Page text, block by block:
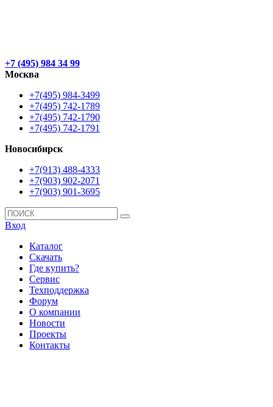
+7 (495) 984 34 99
Москва
+7(495) 984-3499
+7(495) 742-1789
+7(495) 742-1790
+7(495) 742-1791
Новосибирск
+7(913) 488-4333
+7(903) 902-2071
+7(903) 901-3695
Вход
Каталог
Скачать
Где купить?
Сервис
Техподдержка
Форум
О компании
Новости
Проекты
Контакты